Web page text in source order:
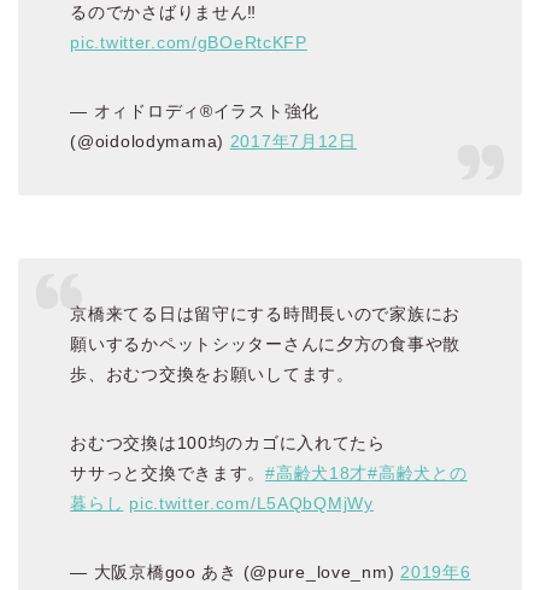
るのでかさばりません‼️
pic.twitter.com/gBOeRtcKFP
— オィドロディ®イラスト強化
(@oidolodymama) 2017年7月12日
京橋来てる日は留守にする時間長いので家族にお
願いするかペットシッターさんに夕方の食事や散
歩、おむつ交換をお願いしてます。
おむつ交換は100均のカゴに入れてたら
ササっと交換できます。#高齢犬18才#高齢犬との
暮らし pic.twitter.com/L5AQbQMjWy
— 大阪京橋goo あき (@pure_love_nm)2019年6